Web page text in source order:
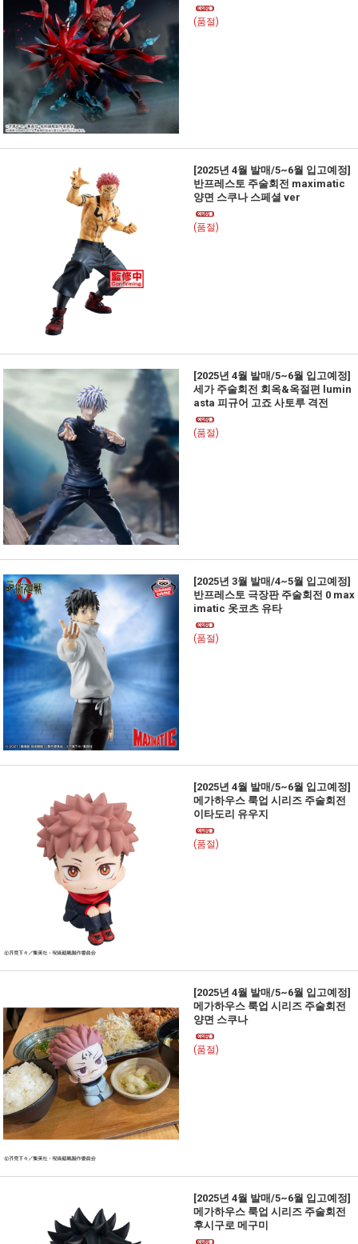
(품절)
[2025년 4월 발매/5~6월 입고예정]
반프레스토 주술회전 maximatic
양면 스쿠나 스페셜 ver
(품절)
[2025년 4월 발매/5~6월 입고예정]
세가 주술회전 회옥&옥절편 lumin
asta 피규어 고죠 사토루 격전
(품절)
[2025년 3월 발매/4~5월 입고예정]
반프레스토 극장판 주술회전 0 max
imatic 옷코츠 유타
(품절)
[2025년 4월 발매/5~6월 입고예정]
메가하우스 룩업 시리즈 주술회전
이타도리 유우지
(품절)
[2025년 4월 발매/5~6월 입고예정]
메가하우스 룩업 시리즈 주술회전
양면 스쿠나
(품절)
[2025년 4월 발매/5~6월 입고예정]
메가하우스 룩업 시리즈 주술회전
후시구로 메구미